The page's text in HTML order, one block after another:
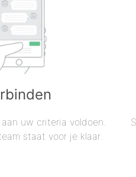
uw criteria voldoen.
staat voor je klaar.